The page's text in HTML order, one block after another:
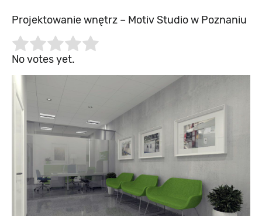
Projektowanie wnętrz – Motiv Studio w Poznaniu
Rate this item:
No votes yet.